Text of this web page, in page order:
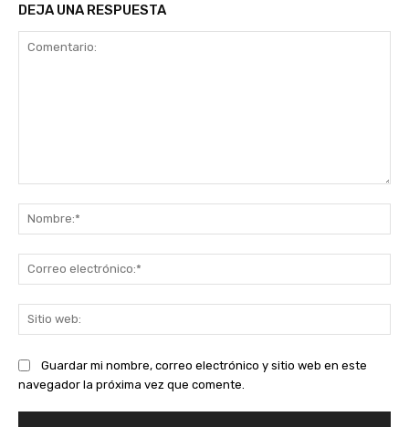
DEJA UNA RESPUESTA
Guardar mi nombre, correo electrónico y sitio web en este
navegador la próxima vez que comente.